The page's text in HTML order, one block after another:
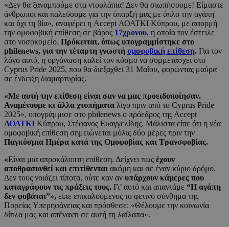
«Δεν θα ξαναμπούμε στα ντουλάπια! Δεν θα σιωπήσουμε! Είμαστε
άνθρωποι και παλεύουμε για την ύπαρξή μας με όπλο την αγάπη
και όχι τη βία», αναφέρει η Accept ΛΟΑΤΚΙ Κύπρου, με αφορμή
την ομοφοβική επίθεση σε βάρος 17χρονου, η οποία τον έστειλε
στο νοσοκομείο. Πρόκειται, όπως υπογραμμίστηκε στο
philenews, για την τέταρτη γνωστή ομοφοβική επίθεση. Για τον
λόγο αυτό, η οργάνωση καλεί τον κόσμο να συμμετάσχει στο
Cyprus Pride 2025, που θα διεξαχθεί 31 Μαΐου, φορώντας μαύρα
σε ένδειξη διαμαρτυρίας.
«Με αυτή την επίθεση είναι σαν να μας προειδοποίησαν.
Αναμένουμε κι άλλα χτυπήματα λίγο πριν από το Cyprus Pride
2025», υπογράμμισε στο philenews o πρόεδρος της Αccept
ΛΟΑΤΚΙ Κύπρου, Στέφανος Ευαγγελίδης. Μάλιστα είπε ότι η νέα
ομοφοβική επίθεση σημειώνεται μόλις δύο μέρες πριν την
Παγκόσμια Ημέρα κατά της Ομοφοβίας και Τρανσφοβίας.
«Είναι μια απροκάλυπτη επίθεση. Δείχνει πως έχουν
αποθρασυνθεί και επιτίθενται ακόμη και σε έναν κύριο δρόμο.
Δεν τους νοιάζει τίποτα, ούτε καν αν υπάρχουν κάμερες που
καταγράφουν τις πράξεις τους. Γι’ αυτό και απαντάμε “Η αγάπη
δεν φοβάται”», είπε επικαλούμενος το φετινό σύνθημα της
Πορείας Υπερηφάνειας και πρόσθεσε: «Θέλουμε την κοινωνία
δίπλα μας και απέναντι σε αυτή τη λαίλαπα».